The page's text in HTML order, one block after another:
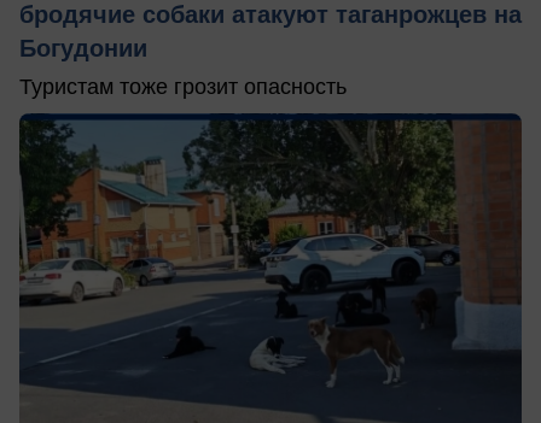
бродячие собаки атакуют таганрожцев на
Богудонии
Туристам тоже грозит опасность